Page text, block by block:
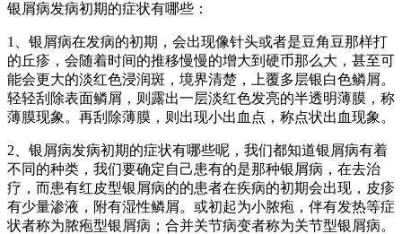
银屑病发病初期的症状有哪些：
1、银屑病在发病的初期，会出现像针头或者是豆角豆那样打
的丘疹，会随着时间的推移慢慢的增大到硬币那么大，甚至可
能会更大的淡红色浸润斑，境界清楚，上覆多层银白色鳞屑。
轻轻刮除表面鳞屑，则露出一层淡红色发亮的半透明薄膜，称
薄膜现象。再刮除薄膜，则出现小出血点，称点状出血现象。
2、银屑病发病初期的症状有哪些呢，我们都知道银屑病有着
不同的种类，我们要确定自己患有的是那种银屑病，在去治
疗，而患有红皮型银屑病的的患者在疾病的初期会出现，皮疹
有少量渗液，附有湿性鳞屑。或初起为小脓疱，伴有发热等症
状者称为脓疱型银屑病；合并关节病变者称为关节型银屑病。